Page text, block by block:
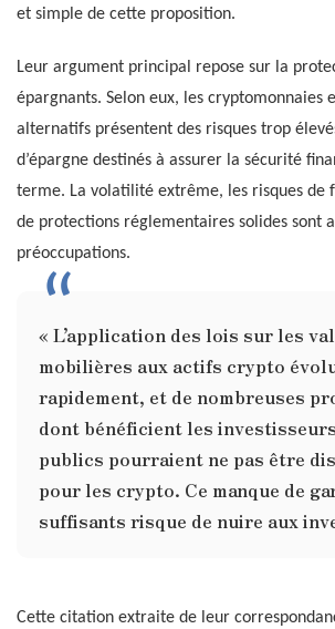
et simple de cette proposition.
Leur argument principal repose sur la
épargnants. Selon eux, les cryptomonnaies
alternatifs présentent des risques trop
d’épargne destinés à assurer la sécurité
terme. La volatilité extrême, les risques de
de protections réglementaires solides sont
préoccupations.
« L’application des lois sur les
mobilières aux actifs crypto
rapidement, et de nombreuses
dont bénéficient les
publics pourraient ne pas être
pour les crypto. Ce manque de
suffisants risque de nuire aux
Cette citation extraite de leur